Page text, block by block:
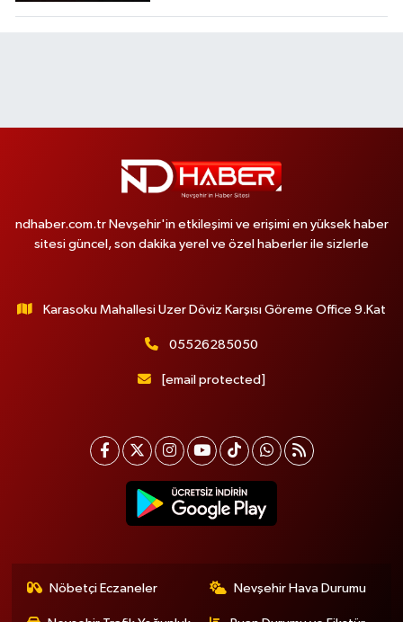
ndhaber.com.tr Nevşehir'in etkileşimi ve erişimi en yüksek haber
sitesi güncel, son dakika yerel ve özel haberler ile sizlerle
Karasoku Mahallesi Uzer Döviz Karşısı Göreme Office 9.Kat
05526285050
[email protected]
Nöbetçi Eczaneler Nevşehir Hava Durumu